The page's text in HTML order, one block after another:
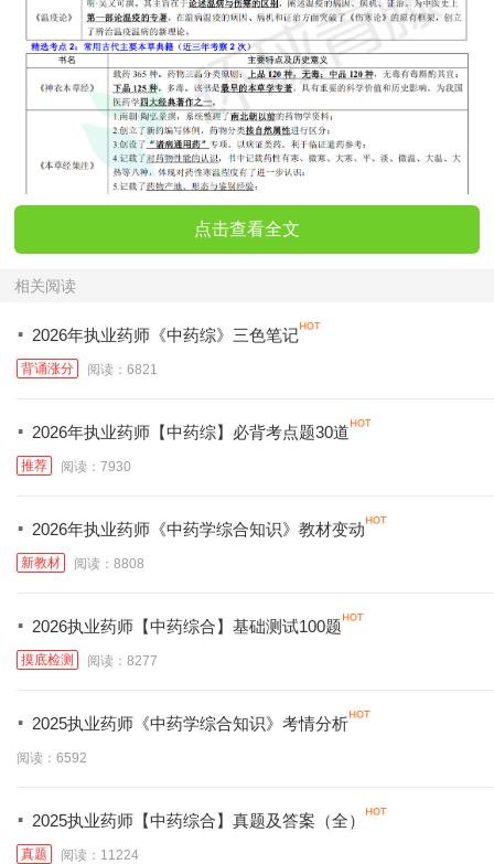
点击查看全文
相关阅读
· 2026年执业药师《中药综》三色笔记
背诵涨分 阅读：6821
· 2026年执业药师【中药综】必背考点题30道
推荐 阅读：7930
· 2026年执业药师《中药学综合知识》教材变动
新教材 阅读：8808
· 2026执业药师【中药综合】基础测试100题
摸底检测 阅读：8277
· 2025执业药师《中药学综合知识》考情分析
阅读：6592
· 2025执业药师【中药综合】真题及答案（全）
真题 阅读：11224